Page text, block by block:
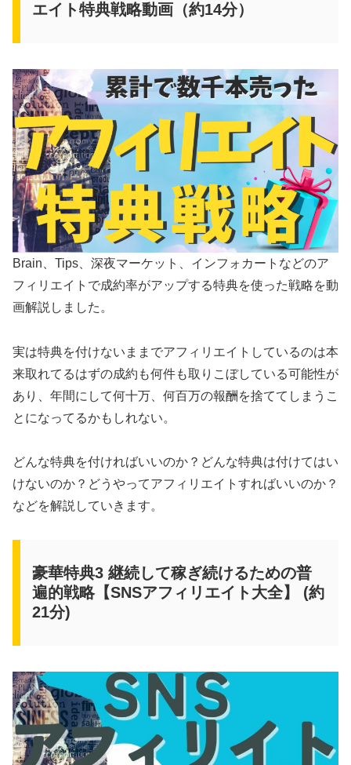
エイト特典戦略動画（約14分）
Brain、Tips、深夜マーケット、インフォカートなどのア
フィリエイトで成約率がアップする特典を使った戦略を動
画解説しました。
実は特典を付けないままでアフィリエイトしているのは本
来取れてるはずの成約も何件も取りこぼしている可能性が
あり、年間にして何十万、何百万の報酬を捨ててしまうこ
とになってるかもしれない。
どんな特典を付ければいいのか？どんな特典は付けてはい
けないのか？どうやってアフィリエイトすればいいのか？
などを解説していきます。
豪華特典3 継続して稼ぎ続けるための普
遍的戦略【SNSアフィリエイト大全】 (約
21分)